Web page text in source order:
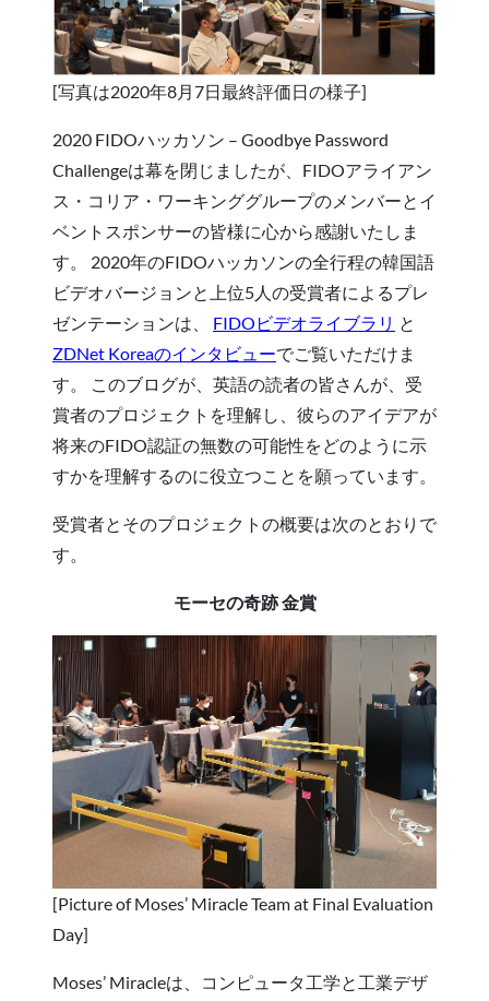
[写真は2020年8月7日最終評価日の様子]
2020 FIDOハッカソン – Goodbye Password
Challengeは幕を閉じましたが、FIDOアライアン
ス・コリア・ワーキンググループのメンバーとイ
ベントスポンサーの皆様に心から感謝いたしま
す。 2020年のFIDOハッカソンの全行程の韓国語
ビデオバージョンと上位5人の受賞者によるプレ
ゼンテーションは、 FIDOビデオライブラリ と
ZDNet Koreaのインタビューでご覧いただけま
す。 このブログが、英語の読者の皆さんが、受
賞者のプロジェクトを理解し、彼らのアイデアが
将来のFIDO認証の無数の可能性をどのように示
すかを理解するのに役立つことを願っています。
受賞者とそのプロジェクトの概要は次のとおりで
す。
モーセの奇跡 金賞
[Picture of Moses’ Miracle Team at Final Evaluation
Day]
Moses’ Miracleは、コンピュータ工学と工業デザ